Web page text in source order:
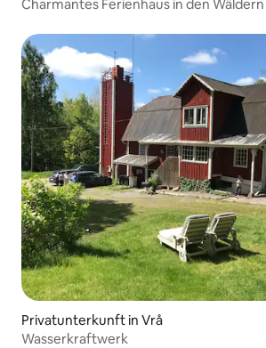
Charmantes Ferienhaus in den Wäldern
Privatunterkunft in Vrå
Wasserkraftwerk